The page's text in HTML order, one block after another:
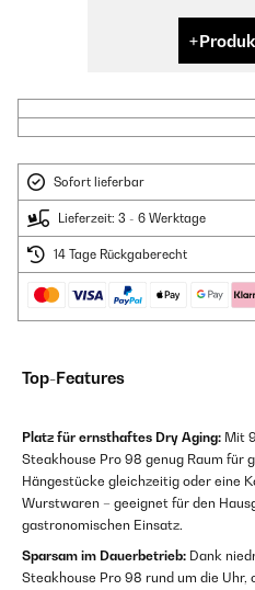
Sofort lieferbar
Lieferzeit: 3 - 6 Werktage
14 Tage Rückgaberecht
Top-Features
Platz für ernsthaftes Dry Aging: Mit
Steakhouse Pro 98 genug Raum für
Hängestücke gleichzeitig oder eine
Wurstwaren – geeignet für den
gastronomischen Einsatz.
Sparsam im Dauerbetrieb: Dank
Steakhouse Pro 98 rund um die Uhr,